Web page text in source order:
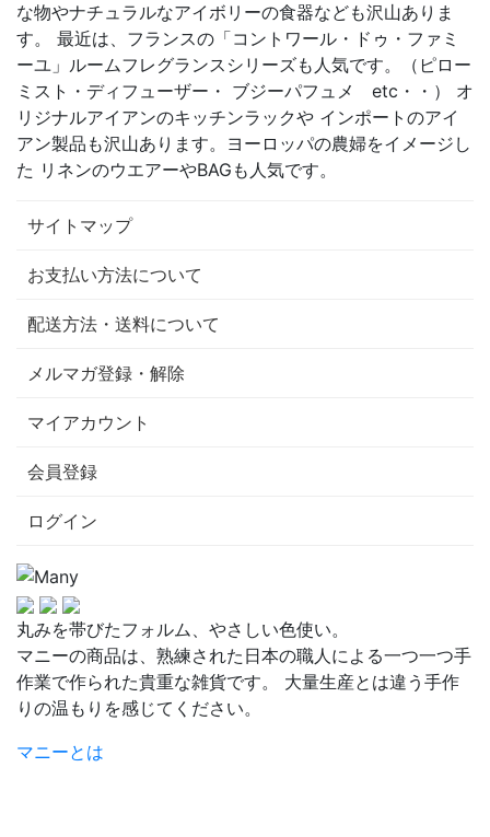
な物やナチュラルなアイボリーの食器なども沢山ありま
す。 最近は、フランスの「コントワール・ドゥ・ファミ
ーユ」ルームフレグランスシリーズも人気です。（ピロー
ミスト・ディフューザー・ ブジーパフュメ etc・・） オ
リジナルアイアンのキッチンラックや インポートのアイ
アン製品も沢山あります。ヨーロッパの農婦をイメージし
た リネンのウエアーやBAGも人気です。
サイトマップ
お支払い方法について
配送方法・送料について
メルマガ登録・解除
マイアカウント
会員登録
ログイン
丸みを帯びたフォルム、やさしい色使い。
マニーの商品は、熟練された日本の職人による一つ一つ手
作業で作られた貴重な雑貨です。 大量生産とは違う手作
りの温もりを感じてください。
マニーとは